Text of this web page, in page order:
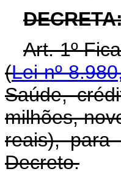
Art. 1º
(Lei nº
Saúde,
milhões,
reais), para
Decreto.